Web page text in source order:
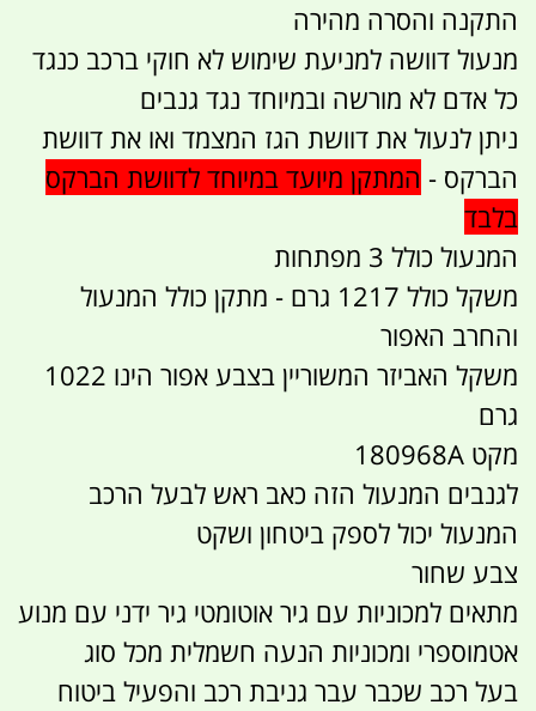
התקנה והסרה מהירה
מנעול דוושה למניעת שימוש לא חוקי ברכב כנגד
כל אדם לא מורשה ובמיוחד נגד גנבים
ניתן לנעול את דוושת הגז המצמד ואו את דוושת
הברקס - המתקן מיועד במיוחד לדוושת הברקס
בלבד
המנעול כולל 3 מפתחות
משקל כולל 1217 גרם - מתקן כולל המנעול
והחרב האפור
משקל האביזר המשוריין בצבע אפור הינו 1022
גרם
מקט 180968A
לגנבים המנעול הזה כאב ראש לבעל הרכב
המנעול יכול לספק ביטחון ושקט
צבע שחור
מתאים למכוניות עם גיר אוטומטי גיר ידני עם מנוע
אטמוספרי ומכוניות הנעה חשמלית מכל סוג
בעל רכב שכבר עבר גניבת רכב והפעיל ביטוח